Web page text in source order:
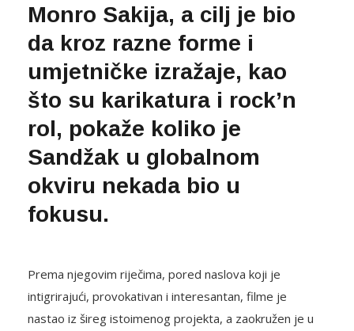
Monro Sakija, a cilj je bio
da kroz razne forme i
umjetničke izražaje, kao
što su karikatura i rock’n
rol, pokaže koliko je
Sandžak u globalnom
okviru nekada bio u
fokusu.
Prema njegovim riječima, pored naslova koji je
intigrirajući, provokativan i interesantan, filme je
nastao iz šireg istoimenog projekta, a zaokružen je u